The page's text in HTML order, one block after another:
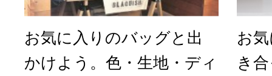
お気に入りのバッグと出
かけよう。色・生地・ディ
お
き